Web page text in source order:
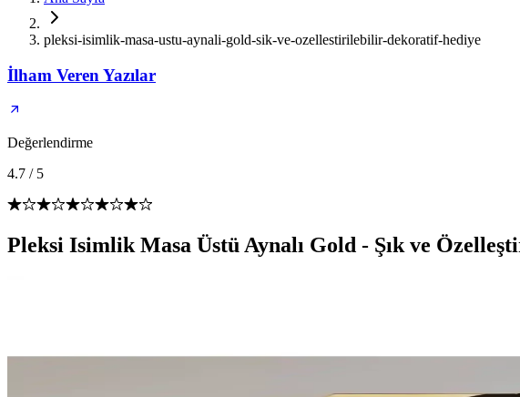
pleksi-isimlik-masa-ustu-aynali-gold-sik-ve-ozellestirilebilir-dekoratif-hediye
İlham Veren Yazılar
Değerlendirme
4.7 / 5
Pleksi Isimlik Masa Üstü Aynalı Gold - Şık ve